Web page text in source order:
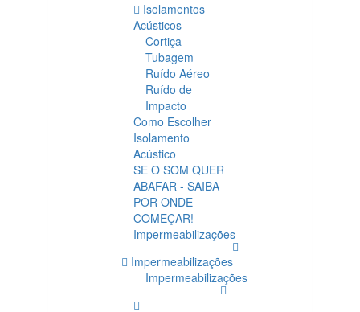
Isolamentos
Acústicos
Cortiça
Tubagem
Ruído Aéreo
Ruído de
Impacto
Como Escolher
Isolamento
Acústico
SE O SOM QUER
ABAFAR - SAIBA
POR ONDE
COMEÇAR!
Impermeabilizações
Impermeabilizações
Impermeabilizações